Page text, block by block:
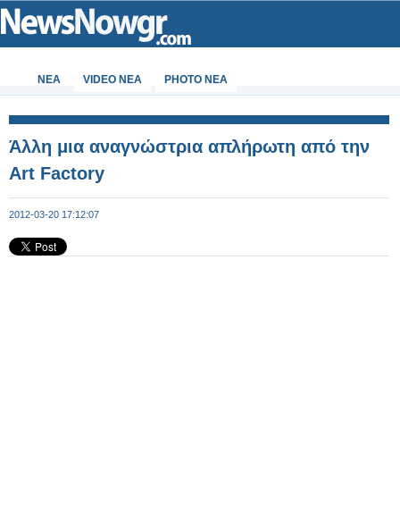
ΝΕΑ VIDEO NEA PHOTO NEA
Άλλη μια αναγνώστρια απλήρωτη από την
Art Factory
2012-03-20 17:12:07